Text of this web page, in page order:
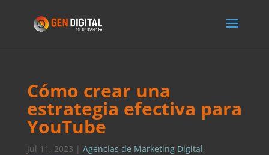
Cómo crear una
estrategia efectiva para
YouTube
Jul 11, 2023 | Agencias de Marketing Digital,